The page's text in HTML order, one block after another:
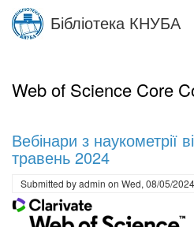
Skip
main
Бібліотека КНУБА
Web of Science Core
Вебінари з наукометрії
травень 2024
Submitted byadmin on Wed, 08/05/